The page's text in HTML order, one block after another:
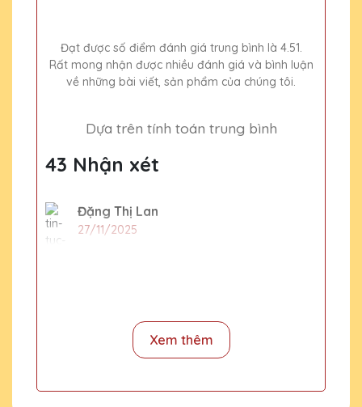
Đạt được số điểm đánh giá trung bình là 4.51.
Rất mong nhận được nhiều đánh giá và bình luận
về những bài viết, sản phẩm của chúng tôi.
Dựa trên tính toán trung bình
43 Nhận xét
Đặng Thị Lan
27/11/2025
27/11/2025
Xem thêm